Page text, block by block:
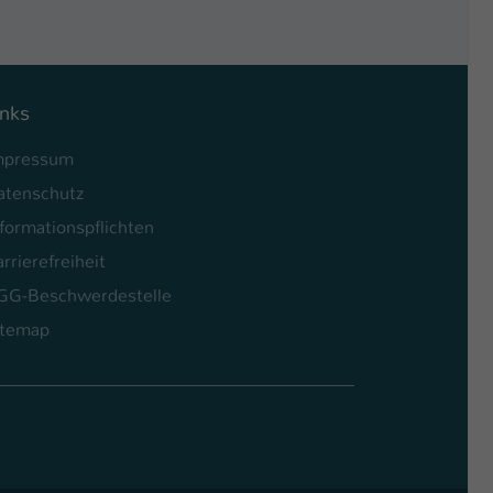
Beschwerdestelle